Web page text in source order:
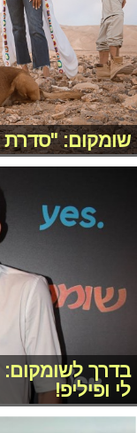
שומקום: "סדרת
בדרך
לי ופיליפ!